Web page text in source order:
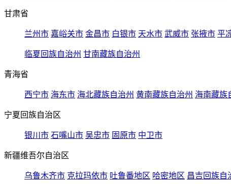
甘肃省
兰州市 嘉峪关市 金昌市 白银市 天水市 武威市 张掖市 平
临夏回族自治州 甘南藏族自治州
青海省
西宁市 海东市 海北藏族自治州 黄南藏族自治州 海南藏族
宁夏回族自治区
银川市 石嘴山市 吴忠市 固原市 中卫市
新疆维吾尔自治区
乌鲁木齐市 克拉玛依市 吐鲁番地区 哈密地区 昌吉回族自